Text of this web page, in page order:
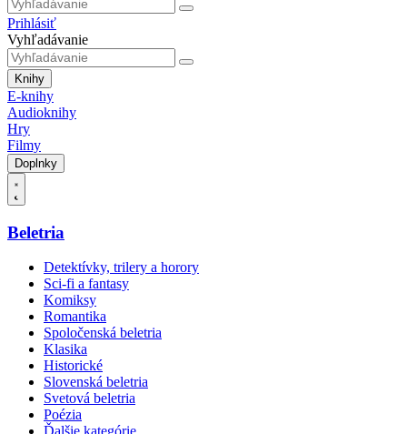
Prihlásiť
Vyhľadávanie
Knihy
E-knihy
Audioknihy
Hry
Filmy
Doplnky
Beletria
Detektívky, trilery a horory
Sci-fi a fantasy
Komiksy
Romantika
Spoločenská beletria
Klasika
Historické
Slovenská beletria
Svetová beletria
Poézia